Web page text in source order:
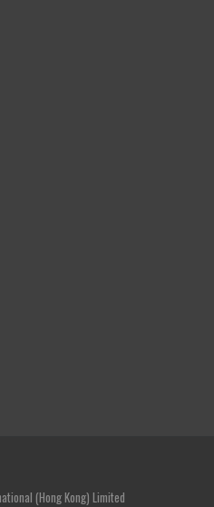
(Hong Kong) Limited